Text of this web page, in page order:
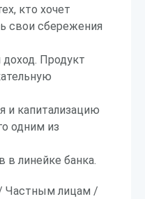
кто хочет
свои сбережения
Продукт
и капитализацию
одним из
в линейке банка.
Частным лицам /